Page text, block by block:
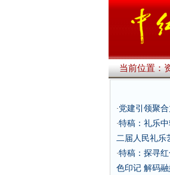
当前位置：
·党建引领聚
·特稿：礼乐
二届人民礼乐
·特稿：探寻
色印记 解码